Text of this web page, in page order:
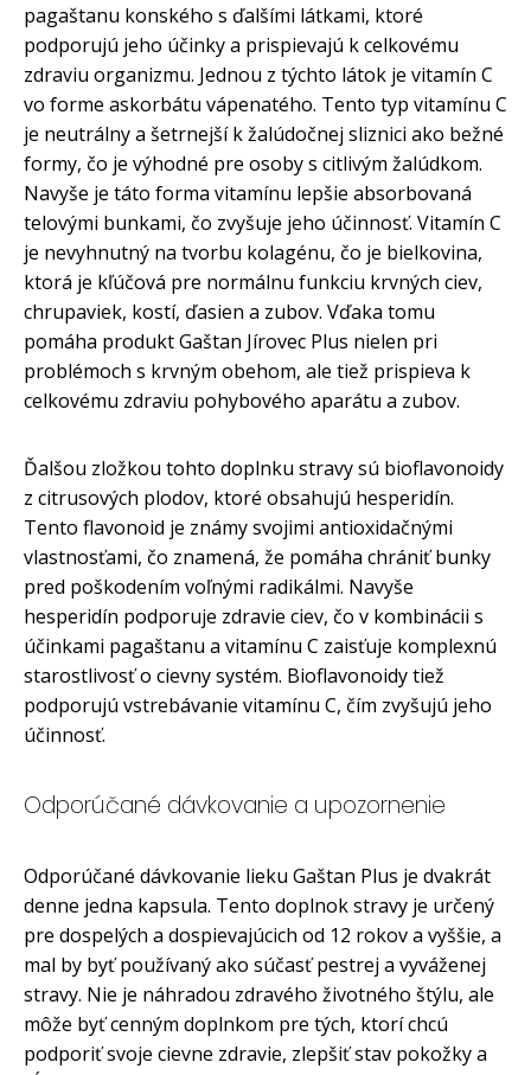
pagaštanu konského s ďalšími látkami, ktoré
podporujú jeho účinky a prispievajú k celkovému
zdraviu organizmu. Jednou z týchto látok je vitamín C
vo forme askorbátu vápenatého. Tento typ vitamínu C
je neutrálny a šetrnejší k žalúdočnej sliznici ako bežné
formy, čo je výhodné pre osoby s citlivým žalúdkom.
Navyše je táto forma vitamínu lepšie absorbovaná
telovými bunkami, čo zvyšuje jeho účinnosť. Vitamín C
je nevyhnutný na tvorbu kolagénu, čo je bielkovina,
ktorá je kľúčová pre normálnu funkciu krvných ciev,
chrupaviek, kostí, ďasien a zubov. Vďaka tomu
pomáha produkt Gaštan Jírovec Plus nielen pri
problémoch s krvným obehom, ale tiež prispieva k
celkovému zdraviu pohybového aparátu a zubov.
Ďalšou zložkou tohto doplnku stravy sú bioflavonoidy
z citrusových plodov, ktoré obsahujú hesperidín.
Tento flavonoid je známy svojimi antioxidačnými
vlastnosťami, čo znamená, že pomáha chrániť bunky
pred poškodením voľnými radikálmi. Navyše
hesperidín podporuje zdravie ciev, čo v kombinácii s
účinkami pagaštanu a vitamínu C zaisťuje komplexnú
starostlivosť o cievny systém. Bioflavonoidy tiež
podporujú vstrebávanie vitamínu C, čím zvyšujú jeho
účinnosť.
Odporúčané dávkovanie a upozornenie
Odporúčané dávkovanie lieku Gaštan Plus je dvakrát
denne jedna kapsula. Tento doplnok stravy je určený
pre dospelých a dospievajúcich od 12 rokov a vyššie, a
mal by byť používaný ako súčasť pestrej a vyváženej
stravy. Nie je náhradou zdravého životného štýlu, ale
môže byť cenným doplnkom pre tých, ktorí chcú
podporiť svoje cievne zdravie, zlepšiť stav pokožky a